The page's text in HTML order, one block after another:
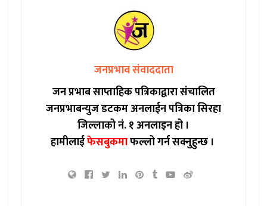
जनप्रभाव संवाददाता
जन प्रभाब साप्ताहिक पत्रिकाद्वारा संचालित
जनप्रभाबन्युज डटकम अनलाईन पत्रिका सिरहा
जिल्लाको नं. १ अनलाइन हो ।
हामीलाईफेसबुकमाफल्लो गर्न सक्नुहुन्छ ।